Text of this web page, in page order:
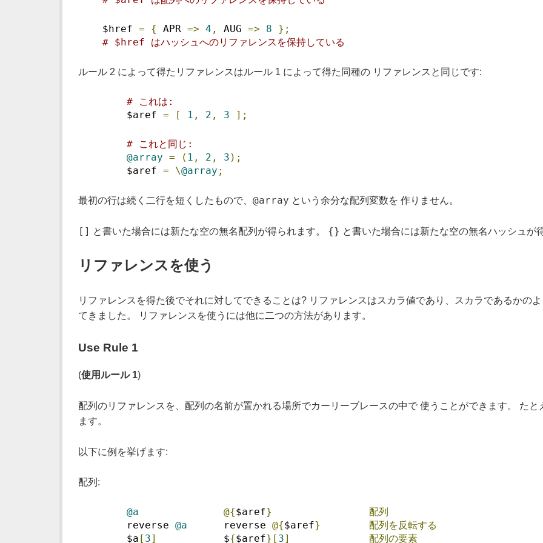
$href = { APR => 4 , AUG => 8
};
# $href はハッシュへのリファレンスを保持している
ルール 2 によって得たリファレンスはルール 1 によって得た同種の リファレンスと同じです:
# これは:
$aref = [ 1 , 2 , 3 ];
# これと同じ:
@array = ( 1 , 2 , 3 );
$aref = \@array ;
最初の行は続く二行を短くしたもので、 @array という余分な配列変数を 作りません。
[] と書いた場合には新たな空の無名配列が得られます。 {} と書いた場合には新たな空の無名ハッシュが
リファレンスを使う
リファレンスを得た後でそれに対してできることは? リファレンスはスカラ値であり、スカラであるかの
てきました。 リファレンスを使うには他に二つの方法があります。
Use Rule 1
(使用ルール 1)
配列のリファレンスを、配列の名前が置かれる場所でカーリーブレースの中で 使うことができます。 たと
ます。
以下に例を挙げます:
配列:
@a @{$aref}
配列
reverse @a reverse @{$aref}
配列を反転する
$a [ 3] ${$aref}[ 3] 配列の要素